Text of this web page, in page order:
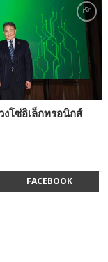
งโซ่อิเล็กทรอนิกส์
FACEBOOK